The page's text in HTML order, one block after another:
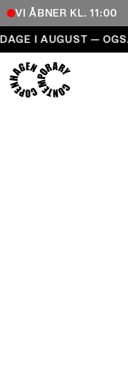
VI ÅBNER KL. 11:00
Åbent alle dage i
I AUGUST —